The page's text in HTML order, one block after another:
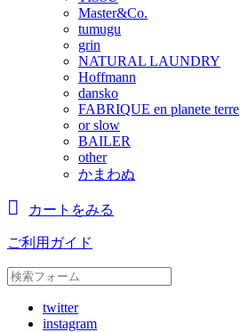
Master&Co.
tumugu
grin
NATURAL LAUNDRY
Hoffmann
dansko
FABRIQUE en planete terre
or slow
BAILER
other
かまわぬ
カートをみる
ご利用ガイド
twitter
instagram